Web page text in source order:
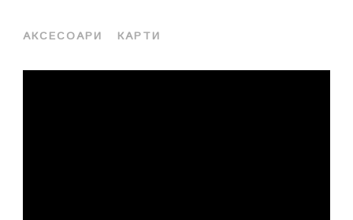
АКСЕСОАРИ КАРТИ